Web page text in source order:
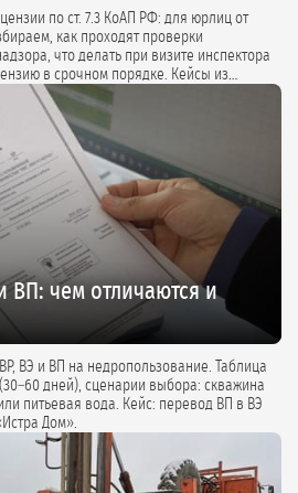
по ст. 7.3 КоАП РФ: для юрлиц от
проверки
что делать при визите инспектора
порядке. Кейсы из
ВП: чем отличаются и
ВЭ и ВП на недропользование. Таблица
питьевая вода. Кейс: перевод ВП в ВЭ
Дом».